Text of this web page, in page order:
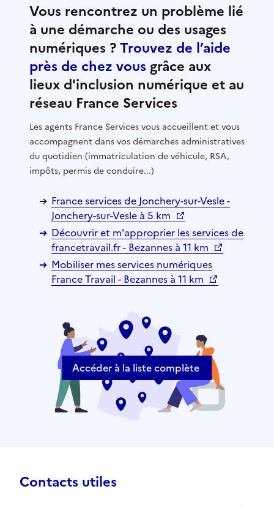
Vous rencontrez un problème lié
à une démarche ou des usages
numériques ?Trouvez de l’aide
près de chez vous grâce aux
lieux d'inclusion numérique et au
réseau France Services
Les agents France Services vous accueillent et vous
accompagnent dans vos démarches administratives
du quotidien (immatriculation de véhicule, RSA,
impôts, permis de conduire...)
France services de Jonchery-sur-Vesle -
Jonchery-sur-Vesle à 5 km
Découvrir et m'approprier les services de
francetravail.fr - Bezannes à 11 km
Mobiliser mes services numériques
France Travail - Bezannes à 11 km
Accéder à la liste complète
Contacts utiles